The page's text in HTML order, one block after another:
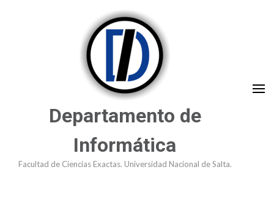
Departamento de
Informática
Facultad de Ciencias Exactas. Universidad Nacional de Salta.